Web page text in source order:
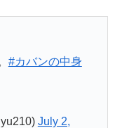
#カバンの中身
July 2,